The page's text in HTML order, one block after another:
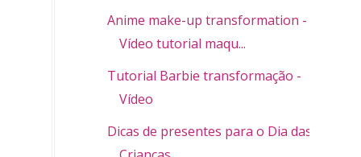
Anime make-up transformation -
Vídeo tutorial maqu...
Tutorial Barbie transformação -
Vídeo
Dicas de presentes para o Dia das